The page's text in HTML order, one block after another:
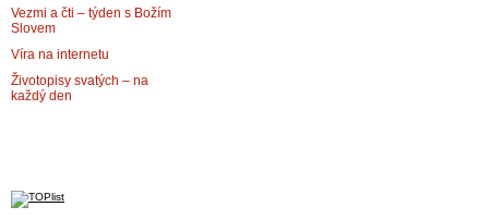
Vezmi a čti – týden s Božím
Slovem
Víra na internetu
Životopisy svatých – na
každý den